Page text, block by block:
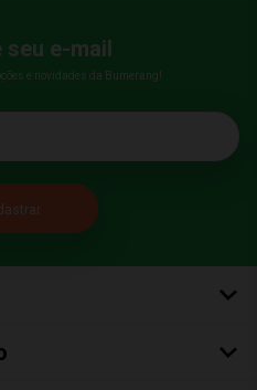
seu e-mail
e novidades da Bumerang!